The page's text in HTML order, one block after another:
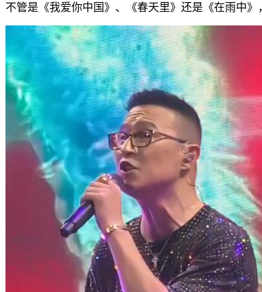
不管是《我爱你中国》、《春天里》还是《在雨中